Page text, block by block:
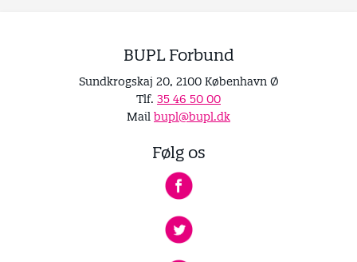
BUPL Forbund
Sundkrogskaj 20, 2100 København Ø
Tlf. 35 46 50 00
Mail bupl@bupl.dk
Følg os